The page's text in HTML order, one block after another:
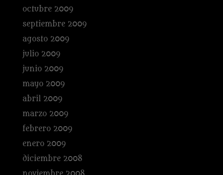
octubre 2009
septiembre 2009
agosto 2009
julio 2009
junio 2009
mayo 2009
abril 2009
marzo 2009
febrero 2009
enero 2009
diciembre 2008